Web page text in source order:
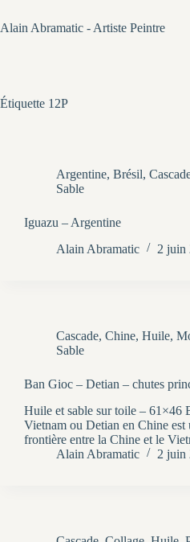
au
contenu
Alain Abramatic - Artiste Peintre
Étiquette 12P
Argentine, Brésil,
Sable
Iguazu – Argentine
Alain Abramatic
2 juin
Cascade, Chine, Huile,
Sable
Ban Gioc – Detian – chutes
Huile et sable sur toile – 61×46
Vietnam ou Detian en Chine est
frontière entre la Chine et le
Alain Abramatic
2 juin